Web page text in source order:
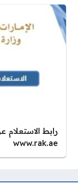
رابط
www.rak.ae